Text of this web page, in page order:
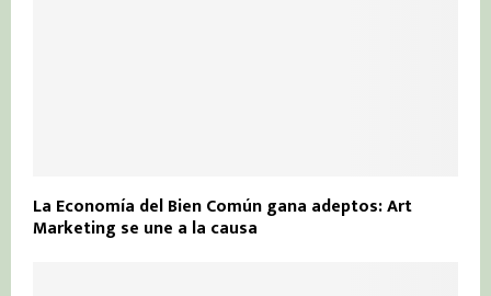
La Economía del Bien Común gana adeptos: Art
Marketing se une a la causa